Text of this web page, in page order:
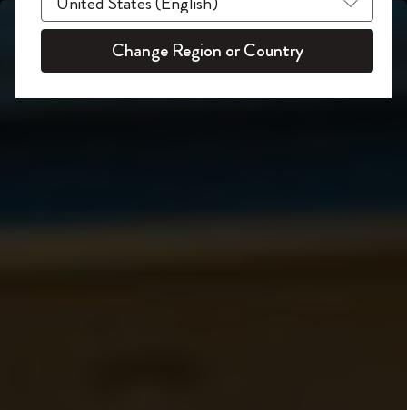
今すぐ会員登録 !
Change Region or Country